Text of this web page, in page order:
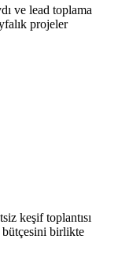
ve lead toplama
projeler
keşif toplantısı
bütçesini birlikte